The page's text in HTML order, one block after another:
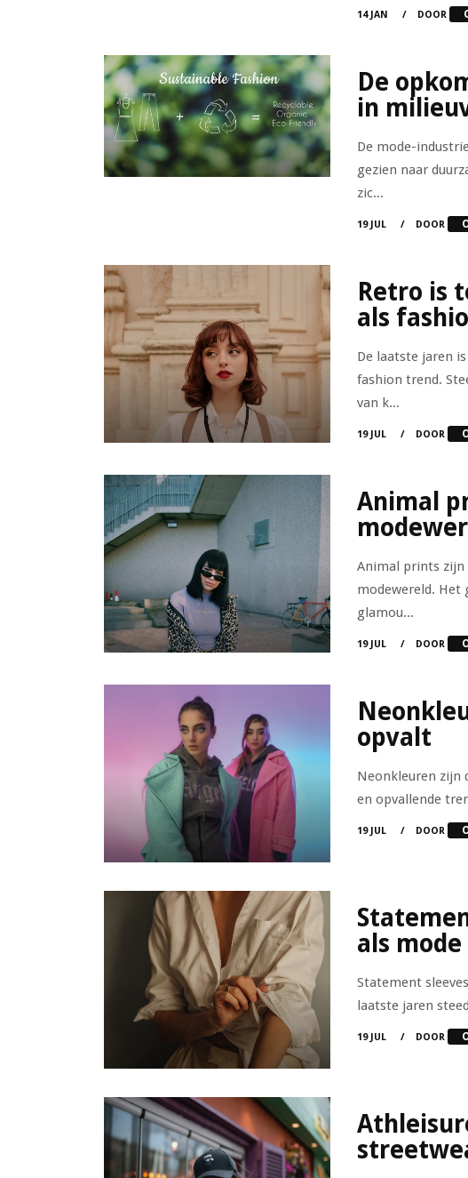
14 JAN DOOR
De
in
De mode-
gezien naar
zic...
19 JUL DOOR
Retro is
als
De laatste jaren
fashion trend.
van k...
19 JUL DOOR
Animal
Animal prints zijn
modewereld. Het
glamou...
19 JUL DOOR
opvalt
Neonkleuren zijn
en opvallende
19 JUL DOOR
als
Statement
laatste jaren
19 JUL DOOR